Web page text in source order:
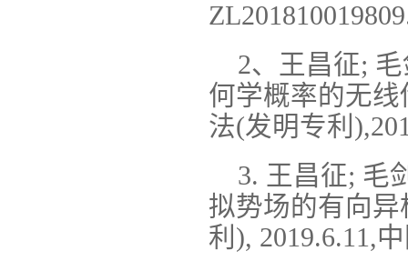
2、王昌征;
何学概率的无
法(发明专利
3. 王昌征; 毛
拟势场的有向
利), 2019.6.11,